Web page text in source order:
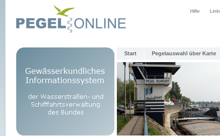
Hilfe
Start Pegelauswahl über Karte